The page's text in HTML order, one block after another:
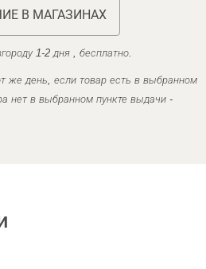
В МАГАЗИНАХ
1-2 дня , бесплатно.
же день, если товар есть в выбранном
нет в выбранном пункте выдачи -